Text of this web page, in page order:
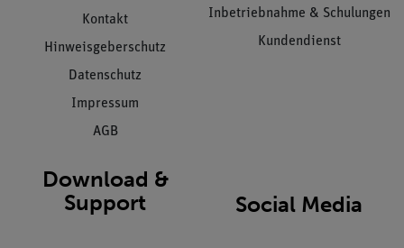
Kontakt
Hinweisgeberschutz
Datenschutz
Impressum
AGB
Inbetriebnahme & Schulungen
Kundendienst
Download &
Support
Social Media